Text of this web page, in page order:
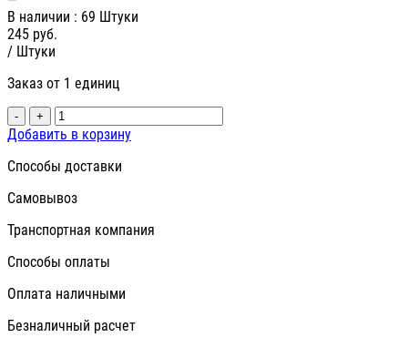
В наличии : 69 Штуки
245 руб.
/ Штуки
Заказ от 1 единиц
- +
Добавить в корзину
Способы доставки
Самовывоз
Транспортная компания
Способы оплаты
Оплата наличными
Безналичный расчет